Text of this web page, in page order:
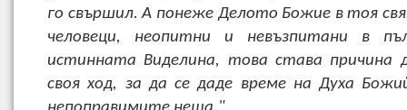
го свършил. А понеже Делото Божие в тоя
человеци, неопитни и невъзпитани в
истинната Виделина, това става причина
своя ход, за да се даде време на Духа